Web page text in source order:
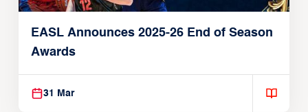
EASL Announces 2025-26 End of Season
Awards
31 Mar